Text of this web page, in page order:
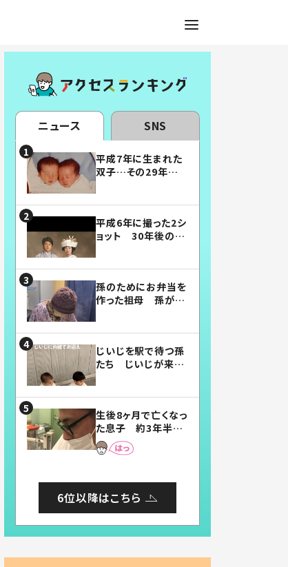
ニュース SNS
平成7年に生まれた
双子…その29年後
平成6年に撮った2シ
ョット 30年後の姿
孫のためにお弁当を
作った祖母 孫が絶
じいじを駅で待つ孫
たち じいじが来た
まらない」「幸せにな
れる」
生後8ヶ月で亡くなっ
た息子 約3年半
後、当時の妻の日記
に書いてあった本音
6位以降はこちら